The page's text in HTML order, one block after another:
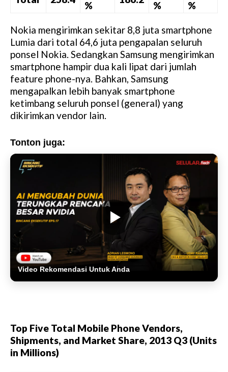
% % %
Nokia mengirimkan sekitar 8,8 juta smartphone
Lumia dari total 64,6 juta pengapalan seluruh
ponsel Nokia. Sedangkan Samsung mengirimkan
smartphone hampir dua kali lipat dari jumlah
feature phone-nya. Bahkan, Samsung
mengapalkan lebih banyak smartphone
ketimbang seluruh ponsel (general) yang
dikirimkan vendor lain.
Tonton juga:
Video Rekomendasi Untuk Anda
Top Five Total Mobile Phone Vendors,
Shipments, and Market Share, 2013 Q3 (Units
in Millions)